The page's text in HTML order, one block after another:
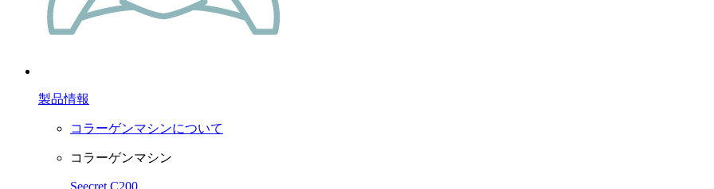
製品情報
コラーゲンマシンについて
コラーゲンマシン
Seecret C200